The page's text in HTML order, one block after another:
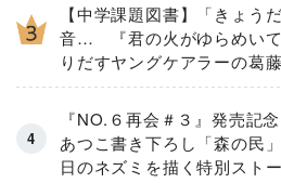
【中学課題図書】「きょう
音… 『君の火がゆらめいて
りだすヤングケアラーの葛藤
『NO.６再会＃３』発売記
あつこ書き下ろし「森の民
日のネズミを描く特別スト